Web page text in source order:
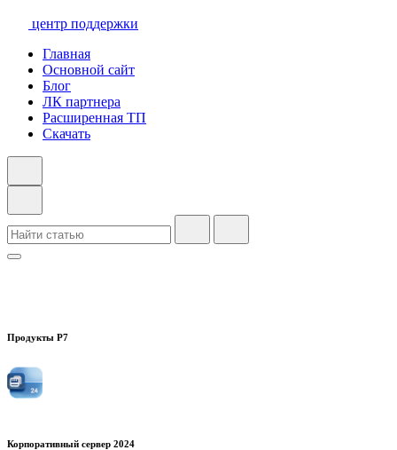
центр поддержки
Главная
Основной сайт
Блог
ЛК партнера
Расширенная ТП
Скачать
Продукты Р7
Корпоративный сервер 2024